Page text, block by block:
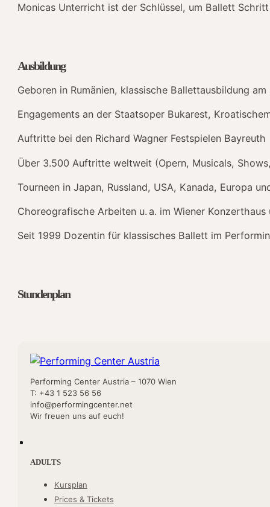
Monicas Unterricht ist der Schlüssel, um Ballett
Ausbildung
Geboren in Rumänien, klassische Ballettausbildung
Engagements an der Staatsoper Bukarest,
Auftritte bei den Richard Wagner Festspielen Bayreuth
Über 3.500 Auftritte weltweit (Opern, Musicals,
Tourneen in Japan, Russland, USA, Kanada, Europa
Choreografische Arbeiten u. a. im Wiener
Seit 1999 Dozentin für klassisches Ballett im
Stundenplan
Performing Center Austria – 1070 Wien
T: +43 1 523 56 56
info@performingcenter.net
Wir freuen uns auf euch!
ADULTS
Kursplan
Prices & Tickets